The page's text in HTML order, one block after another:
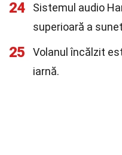
24
Sistemul audio
superioară a
25
Volanul încălzit
iarnă.